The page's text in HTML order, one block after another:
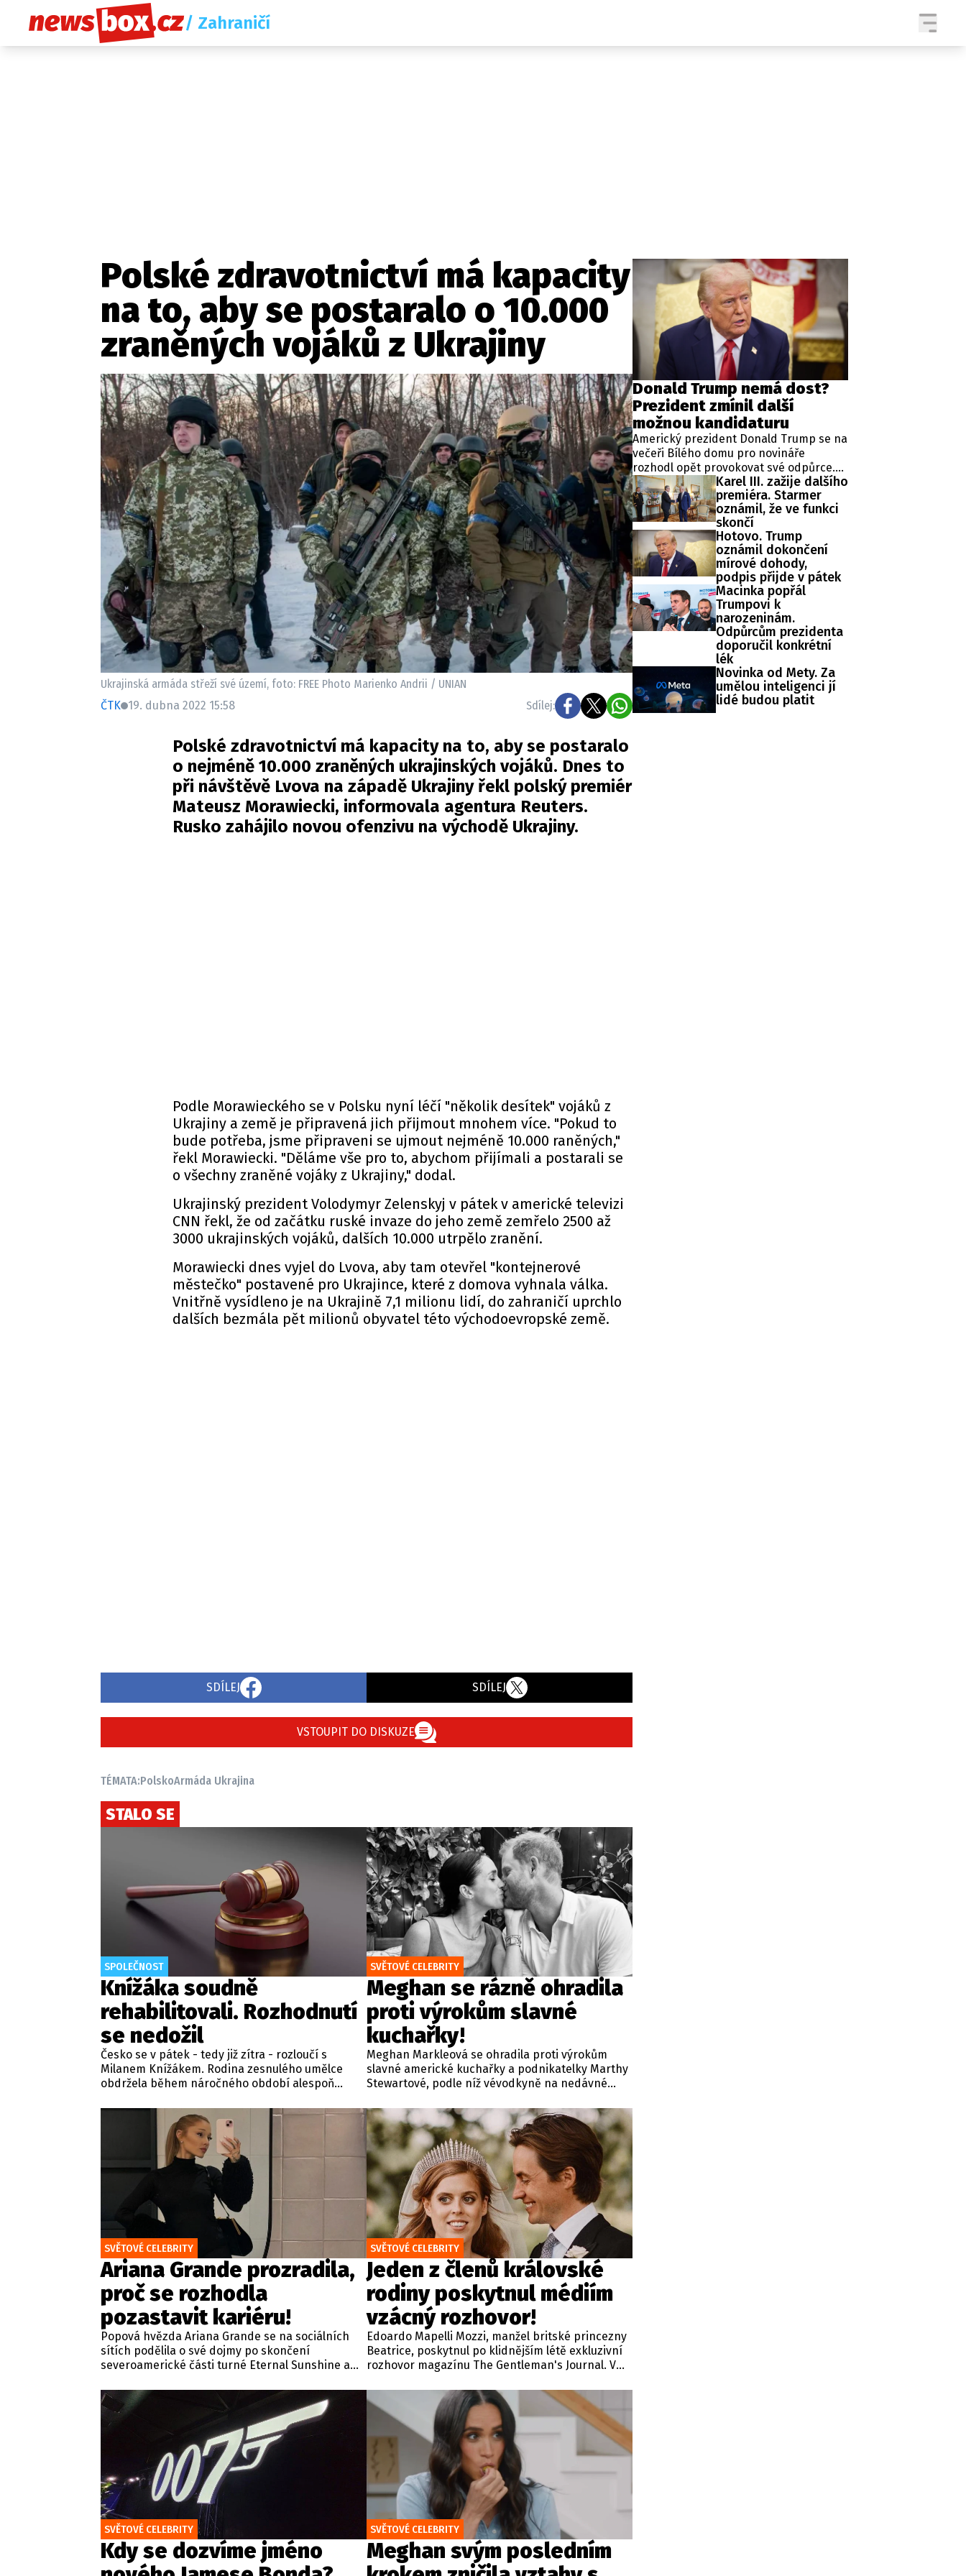
/ Zahraničí
Etický kodex Redakce Kontakt Vydavatel Inzerce Osobní údaje / Cookies Volná místa
Provozovatelem serveru newsbox.cz je INCORP MEDIA GROUP s.r.o., IČ: 118 23 054
SLEDUJTE NÁS NA
Zaznamenali jste událost? Máte pro nás důležitou zprávu, příběh, fotografie, videa?
Pošlete nám mail na:redakce@newsbox.cz
Nejlepší z vás odměníme
Polské zdravotnictví má kapacity
na to, aby se postaralo o 10.000
zraněných vojáků z Ukrajiny
Ukrajinská armáda střeží své území, foto: FREE Photo Marienko Andrii / UNIAN
ČTK 19. dubna 2022 15:58 Sdílej:
Polské zdravotnictví má kapacity na to, aby se postaralo
o nejméně 10.000 zraněných ukrajinských vojáků. Dnes to
při návštěvě Lvova na západě Ukrajiny řekl polský premiér
Mateusz Morawiecki, informovala agentura Reuters.
Rusko zahájilo novou ofenzivu na východě Ukrajiny.
Podle Morawieckého se v Polsku nyní léčí "několik desítek" vojáků z
Ukrajiny a země je připravená jich přijmout mnohem více. "Pokud to
bude potřeba, jsme připraveni se ujmout nejméně 10.000 raněných,"
řekl Morawiecki. "Děláme vše pro to, abychom přijímali a postarali se
o všechny zraněné vojáky z Ukrajiny," dodal.
Ukrajinský prezident Volodymyr Zelenskyj v pátek v americké televizi
CNN řekl, že od začátku ruské invaze do jeho země zemřelo 2500 až
3000 ukrajinských vojáků, dalších 10.000 utrpělo zranění.
Morawiecki dnes vyjel do Lvova, aby tam otevřel "kontejnerové
městečko" postavené pro Ukrajince, které z domova vyhnala válka.
Vnitřně vysídleno je na Ukrajině 7,1 milionu lidí, do zahraničí uprchlo
dalších bezmála pět milionů obyvatel této východoevropské země.
SDÍLEJ SDÍLEJ
VSTOUPIT DO DISKUZE
TÉMATA:PolskoArmáda Ukrajina
STALO SE
SPOLEČNOST
Knížáka soudně
rehabilitovali. Rozhodnutí
se nedožil
Česko se v pátek - tedy již zítra - rozloučí s
Milanem Knížákem. Rodina zesnulého umělce
obdržela během náročného období alespoň
obvodních soudů Knížáka definitivně
rehabilitoval za vazební stíhání v dobách
komunistického režimu.
SVĚTOVÉ CELEBRITY
Meghan se rázně ohradila
proti výrokům slavné
kuchařky!
Meghan Markleová se ohradila proti výrokům
slavné americké kuchařky a podnikatelky Marthy
Stewartové, podle níž vévodkyně na nedávné
červencové setkání s britským králem Karlem III.
Zmíněná schůzka v sídle Highgrove House přitom
proběhla ve Velké Británii za přísně tajných
podmínek a pod zámkem utajení.
SVĚTOVÉ CELEBRITY
Ariana Grande prozradila,
proč se rozhodla
pozastavit kariéru!
Popová hvězda Ariana Grande se na sociálních
sítích podělila o své dojmy po skončení
severoamerické části turné Eternal Sunshine a
koncertům v britské metropoli. Zpěvačka své
miliony fanoušků ujistila, že se na blížící se
vystoupení v britské metropoli nesmírně těší a
nemůže se dočkat, až se se svými příznivci opět
SVĚTOVÉ CELEBRITY
Jeden z členů královské
rodiny poskytnul médiím
vzácný rozhovor!
Edoardo Mapelli Mozzi, manžel britské princezny
Beatrice, poskytnul po klidnějším létě exkluzivní
rozhovor magazínu The Gentleman's Journal. V
osobní hodnoty odkryl své soukromí, oblíbené
rituály i pohled na rodinný život.
SVĚTOVÉ CELEBRITY
Kdy se dozvíme jméno
SVĚTOVÉ CELEBRITY
Meghan svým posledním
Donald Trump nemá dost?
Prezident zmínil další
možnou kandidaturu
Americký prezident Donald Trump se na
večeři Bílého domu pro novináře
rozhodl opět provokovat své odpůrce.
Vtipkoval totiž o čtvrté kandidatuře v
prezidentských volbách, která je mu
podle zákonů zapovězena, protože
momentálně vykonává již druhý mandát
ve funkci hlavy státu.
Karel III. zažije dalšího
premiéra. Starmer
oznámil, že ve funkci
skončí
Hotovo. Trump
oznámil dokončení
mírové dohody,
podpis přijde v pátek
Macinka popřál
Trumpovi k
narozeninám.
Odpůrcům prezidenta
doporučil konkrétní
lék
Novinka od Mety. Za
umělou inteligenci jí
lidé budou platit